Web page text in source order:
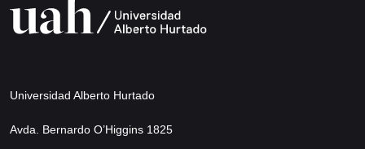
Universidad Alberto Hurtado
Avda. Bernardo O’Higgins 1825